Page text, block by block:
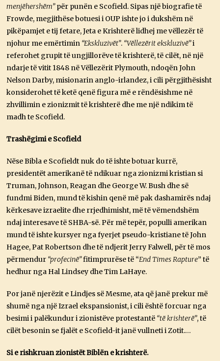
menjëhershëm”për punën e Scofield. Sipas një biografie të
Frowde, megjithëse botuesi i OUP ishte jo i dukshëm në
pikëpamjet e tij fetare, Jeta e Krishterë lidhej me vëllezër të
njohur me emërtimin “Ekskluzivët”. “Vëllezërit ekskluzivë”i
referohet grupit të ungjillorëve të krishterë, të cilët, në një
ndarje të vitit 1848 në Vëllezërit Plymouth, ndoqën John
Nelson Darby, misionarin anglo-irlandez, i cili përgjithësisht
konsiderohet të ketë qenë figura më e rëndësishme në
zhvillimin e zionizmit të krishterë dhe me një ndikim të
madh te Scofield.
Trashëgimi e Scofield
Nëse Bibla e Scofieldt nuk do të ishte botuar kurrë,
presidentët amerikanë të ndikuar nga zionizmi kristian si
Truman, Johnson, Reagan dhe George W. Bush dhe së
fundmi Biden, mund të kishin qenë më pak dashamirës ndaj
kërkesave izraelite dhe rrjedhimisht, më të vëmendshëm
ndaj interesave të SHBA-së. Për më tepër, populli amerikan
mund të ishte kursyer nga fyerjet pseudo-kristiane të John
Hagee, Pat Robertson dhe të ndjerit Jerry Falwell, për të mos
përmendur “profecinë”fitimprurëse të “End Times Rapture” të
hedhur nga Hal Lindsey dhe Tim LaHaye.
Por janë njerëzit e Lindjes së Mesme, ata që janë prekur më
shumë nga një Izrael ekspansionist, i cili është forcuar nga
besimi i palëkundur i zionistëve protestantë “të krishterë”, të
cilët besonin se fjalët e Scofield-it janë vullneti i Zotit.…
Si e rishkruan zionistët Biblën e krishterë.